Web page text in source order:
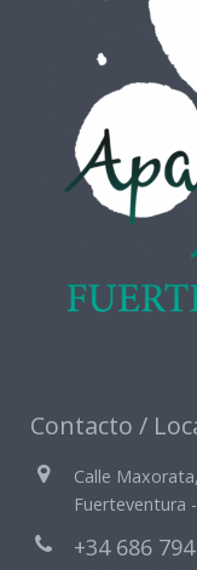
Contacto /
Calle
Fuerteventura
+34 686